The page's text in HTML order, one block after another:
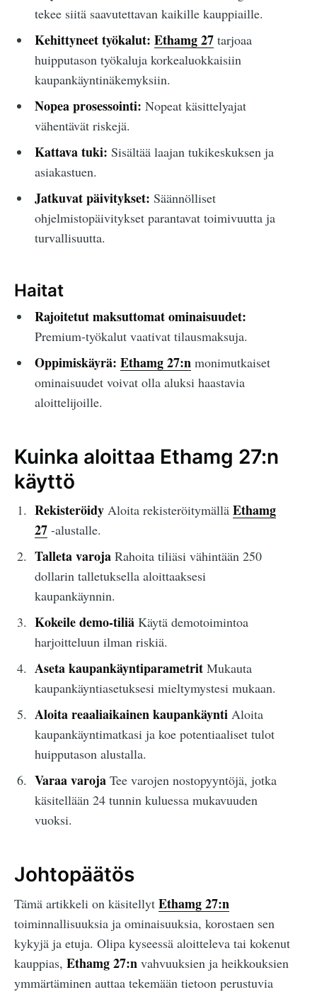
tekee siitä saavutettavan kaikille kauppiaille.
Kehittyneet työkalut: Ethamg 27tarjoaa
huipputason työkaluja korkealuokkaisiin
kaupankäyntinäkemyksiin.
Nopea prosessointi: Nopeat käsittelyajat
vähentävät riskejä.
Kattava tuki: Sisältää laajan tukikeskuksen ja
asiakastuen.
Jatkuvat päivitykset: Säännölliset
ohjelmistopäivitykset parantavat toimivuutta ja
turvallisuutta.
Haitat
Rajoitetut maksuttomat ominaisuudet:
Premium-työkalut vaativat tilausmaksuja.
Oppimiskäyrä: Ethamg 27:n monimutkaiset
ominaisuudet voivat olla aluksi haastavia
aloittelijoille.
Kuinka aloittaa Ethamg 27:n
käyttö
RekisteröidyAloita rekisteröitymällä Ethamg
27-alustalle.
Talleta varojaRahoita tiliäsi vähintään 250
dollarin talletuksella aloittaaksesi
kaupankäynnin.
Kokeile demo-tiliäKäytä demotoimintoa
harjoitteluun ilman riskiä.
Aseta kaupankäyntiparametritMukauta
kaupankäyntiasetuksesi mieltymystesi mukaan.
Aloita reaaliaikainen kaupankäyntiAloita
kaupankäyntimatkasi ja koe potentiaaliset tulot
huipputason alustalla.
Varaa varojaTee varojen nostopyyntöjä, jotka
käsitellään 24 tunnin kuluessa mukavuuden
vuoksi.
Johtopäätös
Tämä artikkeli on käsitellyt Ethamg 27:n
toiminnallisuuksia ja ominaisuuksia, korostaen sen
kykyjä ja etuja. Olipa kyseessä aloitteleva tai kokenut
kauppias, Ethamg 27:n vahvuuksien ja heikkouksien
ymmärtäminen auttaa tekemään tietoon perustuvia